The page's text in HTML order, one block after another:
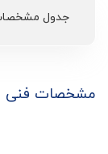
جدول
مشخصات فنی